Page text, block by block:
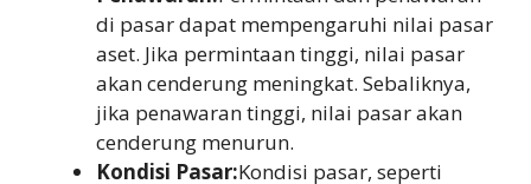
di pasar dapat mempengaruhi nilai pasar
aset. Jika permintaan tinggi, nilai pasar
akan cenderung meningkat. Sebaliknya,
jika penawaran tinggi, nilai pasar akan
cenderung menurun.
Kondisi Pasar:Kondisi pasar, seperti